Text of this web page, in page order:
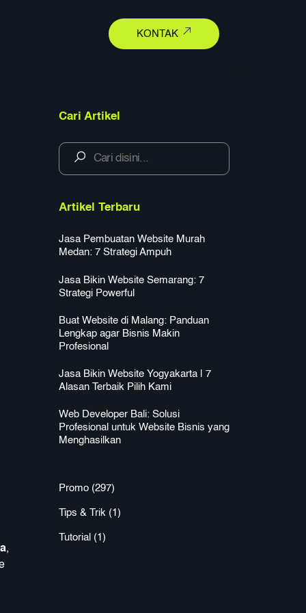
KONTAK
,
Cari Artikel
Artikel Terbaru
Jasa Pembuatan Website Murah
Medan: 7 Strategi Ampuh
Jasa Bikin Website Semarang: 7
Strategi Powerful
Buat Website di Malang: Panduan
Lengkap agar Bisnis Makin
Profesional
Jasa Bikin Website Yogyakarta | 7
Alasan Terbaik Pilih Kami
Web Developer Bali: Solusi
Profesional untuk Website Bisnis yang
Menghasilkan
Promo (297)
Tips & Trik (1)
Tutorial (1)